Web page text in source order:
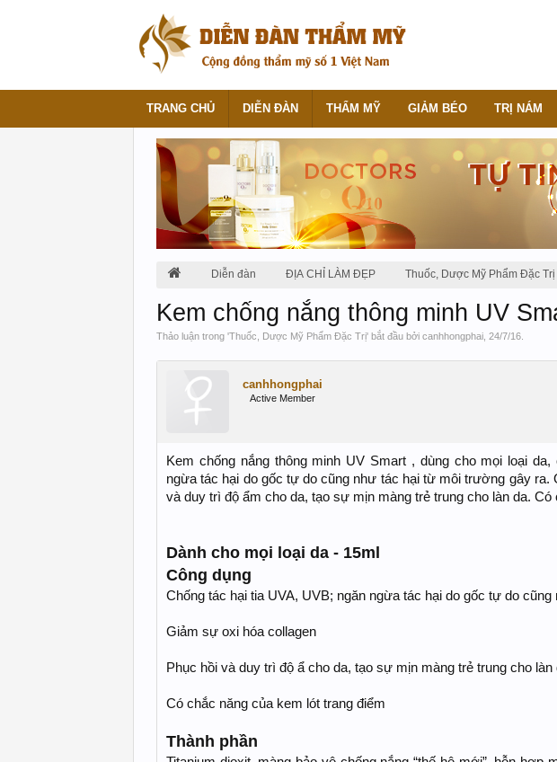
Diễn đàn ĐỊA CHỈ LÀM ĐẸP Thuốc, Dược Mỹ Phẩm Đặc Trị
Kem chống nắng thông minh UV
Thảo luận trong 'Thuốc, Dược Mỹ Phẩm Đặc Trị' bắt đầu bởi canhhongphai 24/7/16
canhhongphai
Active Member
Kem chống nắng thông minh UV Smart , dùng cho mọi loại
ngừa tác hại do gốc tự do cũng như tác hại từ môi trường gây ra.
và duy trì độ ẩm cho da, tạo sự mịn màng trẻ trung cho làn da.
Dành cho mọi loại da - 15ml
Công dụng
Chống tác hại tia UVA, UVB; ngăn ngừa tác hại do gốc tự do
Giảm sự oxi hóa collagen
Phục hồi và duy trì độ ẩ cho da, tạo sự mịn màng trẻ trung cho làn
Có chắc năng của kem lót trang điểm
Thành phần
TRANG CHỦ DIỄN ĐÀN THẨM MỸ GIẢM BÉO TRỊ NÁM